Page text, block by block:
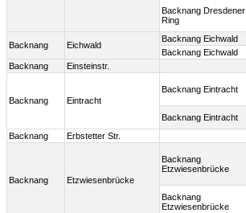
Backnang Dresdener
Ring
Backnang Eichwald
Backnang Eichwald
Backnang Eichwald
Backnang
Einsteinstr.
Backnang Eintracht
Backnang Eintracht
Backnang Eintracht
Backnang
Erbstetter Str.
Backnang Etzwiesenbrücke
Backnang
Etzwiesenbrücke
Backnang
Etzwiesenbrücke